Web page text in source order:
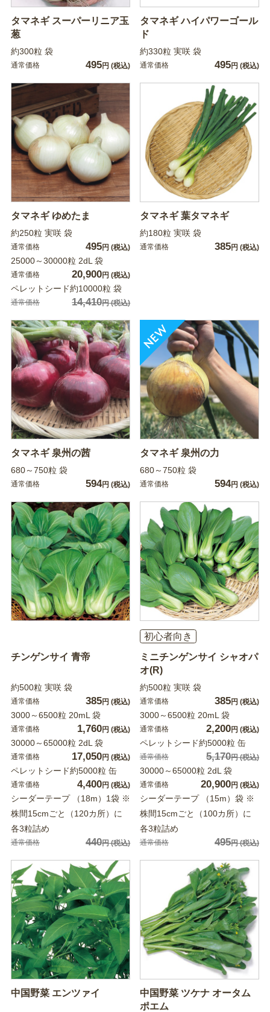
タマネギ スーパーリニア玉
葱
約300粒 袋
通常価格 495円 (税込)
タマネギ ハイパワーゴール
ド
約330粒 実咲 袋
通常価格 495円 (税込)
タマネギ ゆめたま
約250粒 実咲 袋
通常価格 495円 (税込)
25000～30000粒 2dL 袋
通常価格 20,900円 (税込)
ペレットシード約10000粒 袋
通常価格 14,410円(税込)
タマネギ 葉タマネギ
約180粒 実咲 袋
通常価格 385円 (税込)
タマネギ 泉州の茜
680～750粒 袋
通常価格 594円 (税込)
タマネギ 泉州の力
680～750粒 袋
通常価格 594円 (税込)
チンゲンサイ 青帝
約500粒 実咲 袋
通常価格 385円 (税込)
3000～6500粒 20mL 袋
通常価格 1,760円 (税込)
30000～65000粒 2dL 袋
通常価格 17,050円 (税込)
ペレットシード約5000粒 缶
通常価格 4,400円 (税込)
シーダーテープ （18m）1袋 ※
株間15cmごと（120カ所）に
各3粒詰め
通常価格 440円(税込)
初心者向き
ミニチンゲンサイ シャオパ
オ(R)
約500粒 実咲 袋
通常価格 385円 (税込)
3000～6500粒 20mL 袋
通常価格 2,200円 (税込)
ペレットシード約5000粒 缶
通常価格 5,170円(税込)
30000～65000粒 2dL 袋
通常価格 20,900円 (税込)
シーダーテープ （15m）袋 ※
株間15cmごと（100カ所）に
各3粒詰め
通常価格 495円(税込)
中国野菜 エンツァイ
中国野菜 ツケナ オータム
ポエム